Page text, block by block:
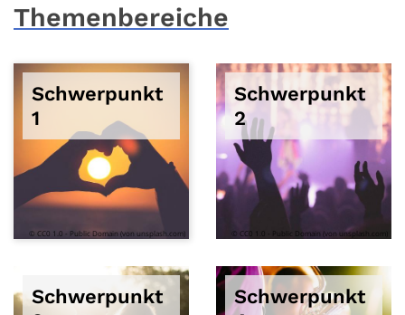
Themenbereiche
Schwerpunkt
1
© CC0 1.0 - Public Domain (von unsplash.com)
Schwerpunkt
2
© CC0 1.0 - Public Domain (von unsplash.com)
Schwerpunkt
Schwerpunkt